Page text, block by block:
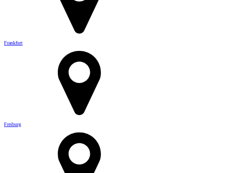
Frankfurt
Freiburg